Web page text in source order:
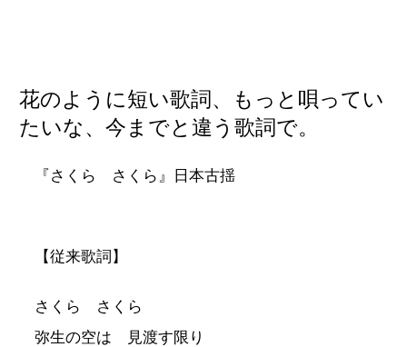
花のように短い歌詞、もっと唄ってい
たいな、今までと違う歌詞で。
『さくら さくら』日本古揺
【従来歌詞】
さくら さくら
弥生の空は 見渡す限り